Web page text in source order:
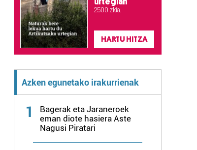
2.500 zkia.
HARTU HITZA
Azken egunetako irakurrienak
1
Bagerak eta Jaraneroek
eman diote hasiera Aste
Nagusi Piratari